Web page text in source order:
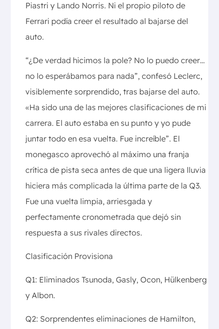
Piastri y Lando Norris. Ni el propio piloto de
Ferrari podía creer el resultado al bajarse del
auto.
“¿De verdad hicimos la pole? No lo puedo creer…
no lo esperábamos para nada”, confesó Leclerc,
visiblemente sorprendido, tras bajarse del auto.
«Ha sido una de las mejores clasificaciones de mi
carrera. El auto estaba en su punto y yo pude
juntar todo en esa vuelta. Fue increíble”. El
monegasco aprovechó al máximo una franja
crítica de pista seca antes de que una ligera lluvia
hiciera más complicada la última parte de la Q3.
Fue una vuelta limpia, arriesgada y
perfectamente cronometrada que dejó sin
respuesta a sus rivales directos.
Clasificación Provisiona
Q1: Eliminados Tsunoda, Gasly, Ocon, Hülkenberg
y Albon.
Q2: Sorprendentes eliminaciones de Hamilton,